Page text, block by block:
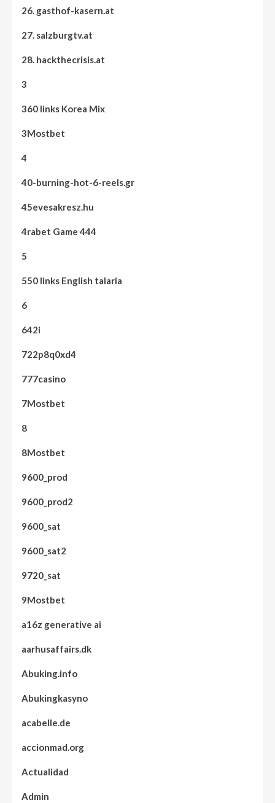
26. gasthof-kasern.at
27. salzburgtv.at
28. hackthecrisis.at
3
360 links Korea Mix
3Mostbet
4
40-burning-hot-6-reels.gr
45evesakresz.hu
4rabet Game 444
5
550 links English talaria
6
642i
722p8q0xd4
777casino
7Mostbet
8
8Mostbet
9600_prod
9600_prod2
9600_sat
9600_sat2
9720_sat
9Mostbet
a16z generative ai
aarhusaffairs.dk
Abuking.info
Abukingkasyno
acabelle.de
accionmad.org
Actualidad
Admin